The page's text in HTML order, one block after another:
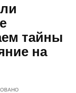
тайны
на